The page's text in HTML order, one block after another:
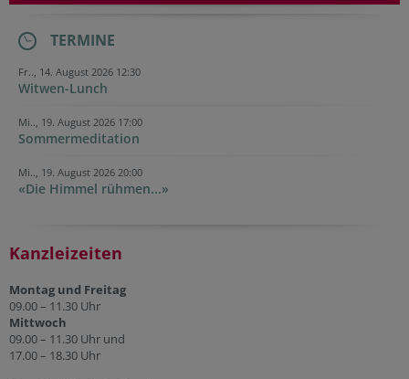
TERMINE
Fr.., 14. August 2026 12:30
Witwen-Lunch
Mi.., 19. August 2026 17:00
Sommermeditation
Mi.., 19. August 2026 20:00
«Die Himmel rühmen...»
Kanzleizeiten
Montag und Freitag
09.00 – 11.30 Uhr
Mittwoch
09.00 – 11.30 Uhr und
17.00 – 18.30 Uhr